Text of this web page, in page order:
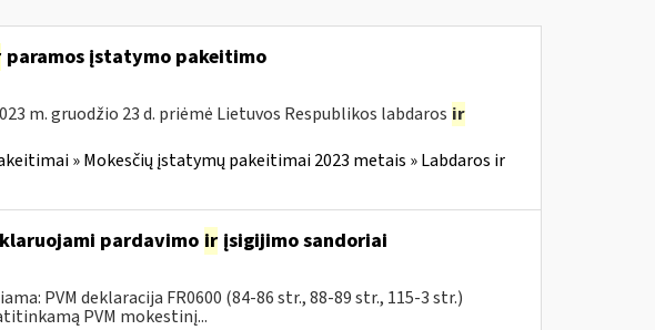
paramos įstatymo pakeitimo
m. gruodžio 23 d. priėmė Lietuvos Respublikos labdaros ir
» Mokesčių įstatymų pakeitimai 2023 metais » Labdaros ir
pardavimo irįsigijimo sandoriai
PVM deklaracija FR0600 (84-86 str., 88-89 str., 115-3 str.)
PVM mokestinį...